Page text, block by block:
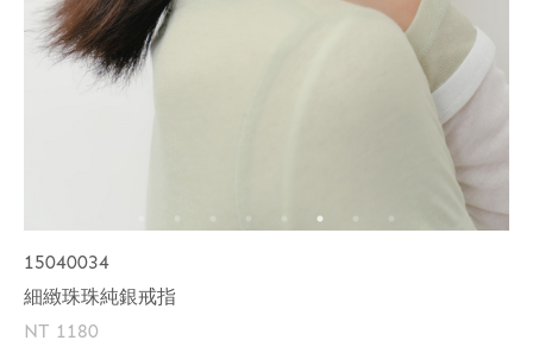
15040034
細緻珠珠純銀戒指
NT 1180